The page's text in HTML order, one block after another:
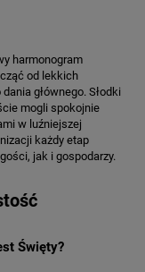
harmonogram
od lekkich
głównego. Słodki
mogli spokojnie
w luźniejszej
każdy etap
jak i gospodarzy.
Święty?